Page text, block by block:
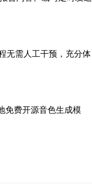
无需人工干预，充分体
费开源音色生成模